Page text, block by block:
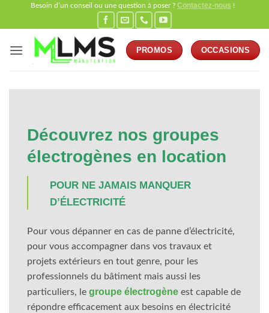
Besoin d’un conseil ou une question à poser ? Contactez-nous !
PROMOS OCCASIONS
Découvrez nos groupes
électrogènes en location
POUR NE JAMAIS MANQUER
D’ÉLECTRICITÉ
Pour vous dépanner en cas de panne d’électricité,
pour vous accompagner dans vos travaux et
projets extérieurs en tout genre, pour les
professionnels du bâtiment mais aussi les
particuliers, le groupe électrogène est capable de
répondre efficacement aux besoins en électricité